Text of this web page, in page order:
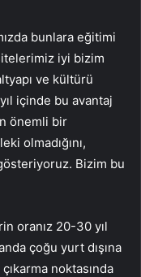
bunlara eğitimi
iyi bizim
ve kültürü
içinde bu avantaj
önemli bir
olmadığını,
Bizim bu
oranız 20-30 yıl
çoğu yurt dışına
noktasında